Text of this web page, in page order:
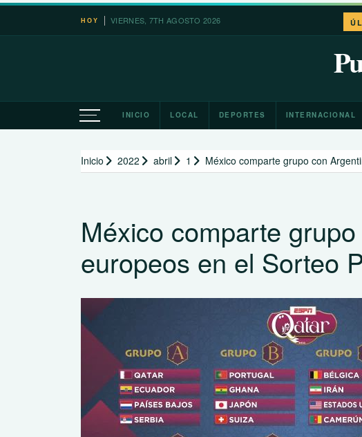
Saltar
HOY VIERNES, 7TH AGOSTO 2026
INICIO LOCAL DEPORTES INTERNACIONAL
Inicio 2022 abril 1 México comparte grupo con
México comparte
europeos en el Sorteo